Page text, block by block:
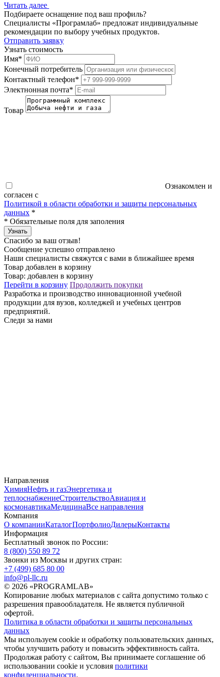
Читать далее
Подбираете оснащение под ваш профиль?
Специалисты «Програмлаб» предложат индивидуальные
рекомендации по выбору учебных продуктов.
Отправить заявку
Узнать стоимость
Имя*
Конечный потребитель
Контактный телефон*
Электнонная почта*
Товар
Ознакомлен и
согласен с
Политикой в области обработки и защиты персональных
данных *
* Обязательные поля для заполения
Узнать
Спасибо за ваш отзыв!
Сообщение успешно отправлено
Наши специалисты свяжутся с вами в ближайшее время
Товар добавлен в корзину
Товар: добавлен в корзину
Перейти в корзину Продолжить покупки
Разработка и производство инновационной учебной
продукции для вузов, колледжей и учебных центров
предприятий.
Следи за нами
Направления
ХимияНефть и газЭнергетика и
теплоснабжениеСтроительствоАвиация и
космонавтикаМедицинаВсе направления
Компания
О компанииКаталогПортфолиоДилерыКонтакты
Информация
Бесплатный звонок по России:
8 (800) 550 89 72
Звонки из Москвы и других стран:
+7 (499) 685 80 00
info@pl-llc.ru
© 2026 «PROGRAMLAB»
Копирование любых материалов с сайта допустимо только с
разрешения правообладателя. Не является публичной
офертой.
Политика в области обработки и защиты персональных
данных
Мы используем cookie и обработку пользовательских данных,
чтобы улучшить работу и повысить эффективность сайта.
Продолжая работу с сайтом, Вы принимаете соглашение об
использовании cookie и условия политики
конфиденциальности.